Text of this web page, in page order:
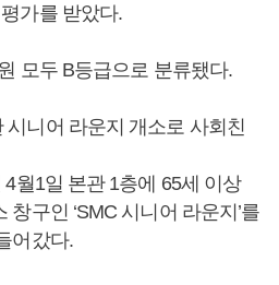
가를 받았다.
모두 B등급으로 분류됐다.
니어 라운지 개소로 사회친
월1일 본관 1층에 65세 이상
구인 ‘SMC 시니어 라운지’를
어갔다.